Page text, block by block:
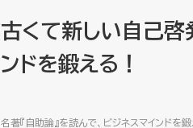
古くて新しい自己
ドを鍛える！
『自助論』を読んで、ビジネスマインドを鍛